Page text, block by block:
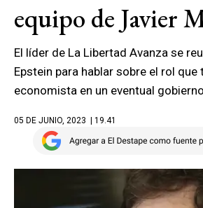
equipo de Javier
El líder de La Libertad Avanza se
Epstein para hablar sobre el rol que
economista en un eventual
05 DE JUNIO, 2023 | 19.41